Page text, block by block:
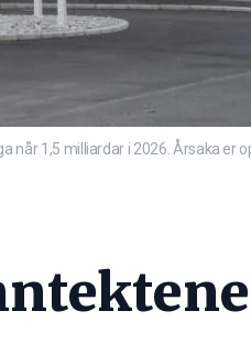
når 1,5 milliardar i 2026. Årsaka